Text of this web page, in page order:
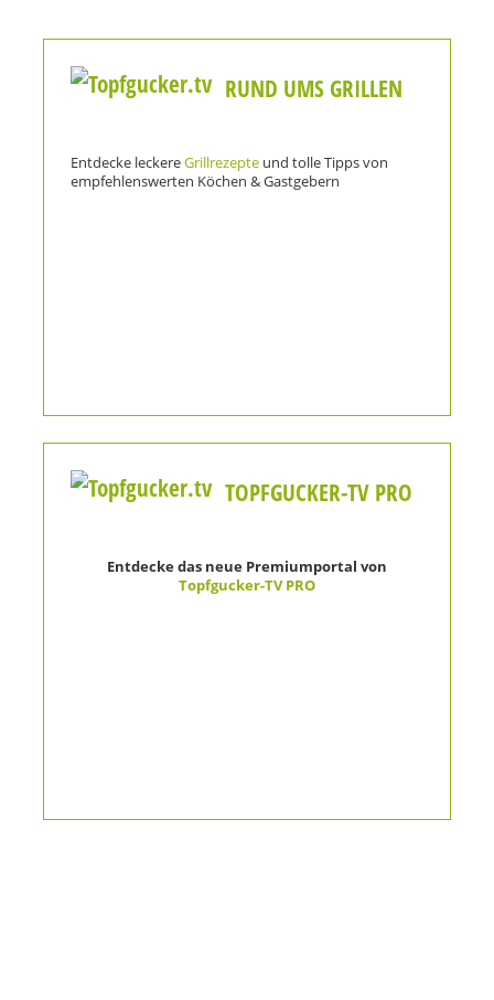
RUND UMS GRILLEN
Entdecke leckereGrillrezepte und tolle Tipps von
empfehlenswerten Köchen & Gastgebern
TOPFGUCKER-TV PRO
Entdecke das neue Premiumportal von
Topfgucker-TV PRO